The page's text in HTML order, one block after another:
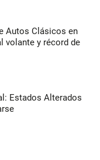
Autos Clásicos en
volante y récord de
Estados Alterados